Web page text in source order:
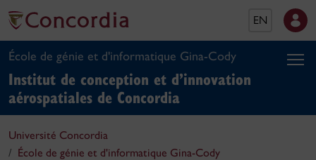
EN
École de génie et d'informatique Gina-Cody
Institut de conception et d’innovation
aérospatiales de Concordia
Université Concordia
École de génie et d'informatique Gina-Cody